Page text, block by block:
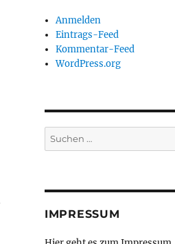
Anmelden
Eintrags-Feed
Kommentar-Feed
WordPress.org
Suchen
nach:
IMPRESSUM